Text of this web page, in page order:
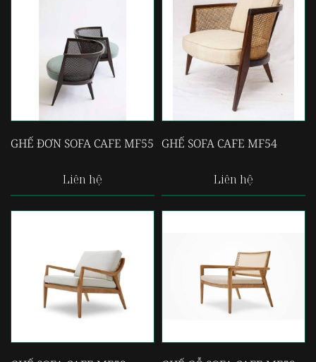
GHẾ ĐƠN SOFA CAFE MF55
Liên hệ
GHẾ SOFA CAFE MF54
Liên hệ